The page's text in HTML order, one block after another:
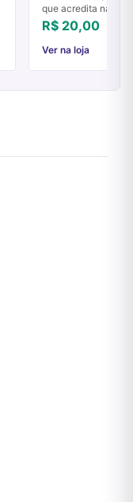
que acredita na
cumpriu todas as
dele nas
que sim. ...
R$ 20,00
Ver na loja